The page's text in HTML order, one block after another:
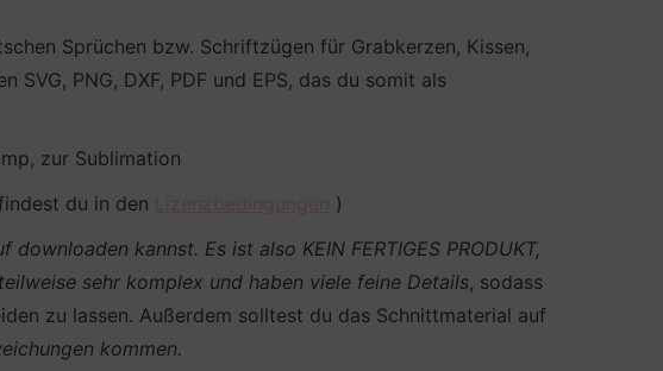
Sprüchen bzw. Schriftzügen für Grabkerzen, Kissen,
PNG, DXF, PDF und EPS, das du somit als
zur Sublimation
du in den
)
kannst. Es ist also KEIN FERTIGES PRODUKT,
sehr komplex und haben viele feine Details, sodass
zu lassen. Außerdem solltest du das Schnittmaterial auf
kommen.